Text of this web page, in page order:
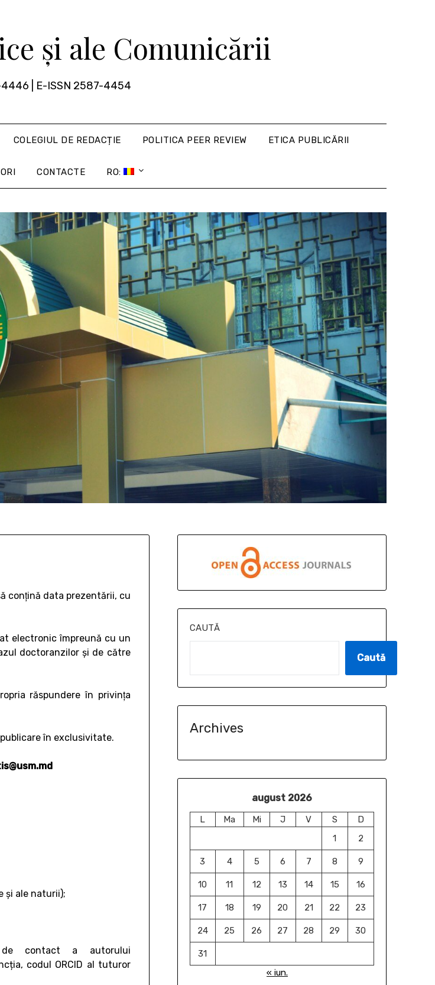
și ale Comunicării
4446 | E-ISSN 2587-4454
COLEGIUL DE REDACȚIE POLITICA PEER REVIEW ETICA PUBLICĂRII
CONTACTE RO:
conţină data prezentării, cu
electronic împreună cu un
doctoranzilor și de către
răspundere în privinţa
în exclusivitate.
şi ale naturii);
contact a autorului
codul ORCID al tuturor
CAUTĂ
Caută
Archives
august 2026
L Ma Mi J V S
D
1
2
3 4 5 6 7 8 9
10 11 12 13 14 15 16
17 18 19 20 21 22 23
24 25 26 27 28 29 30
31
« iun.